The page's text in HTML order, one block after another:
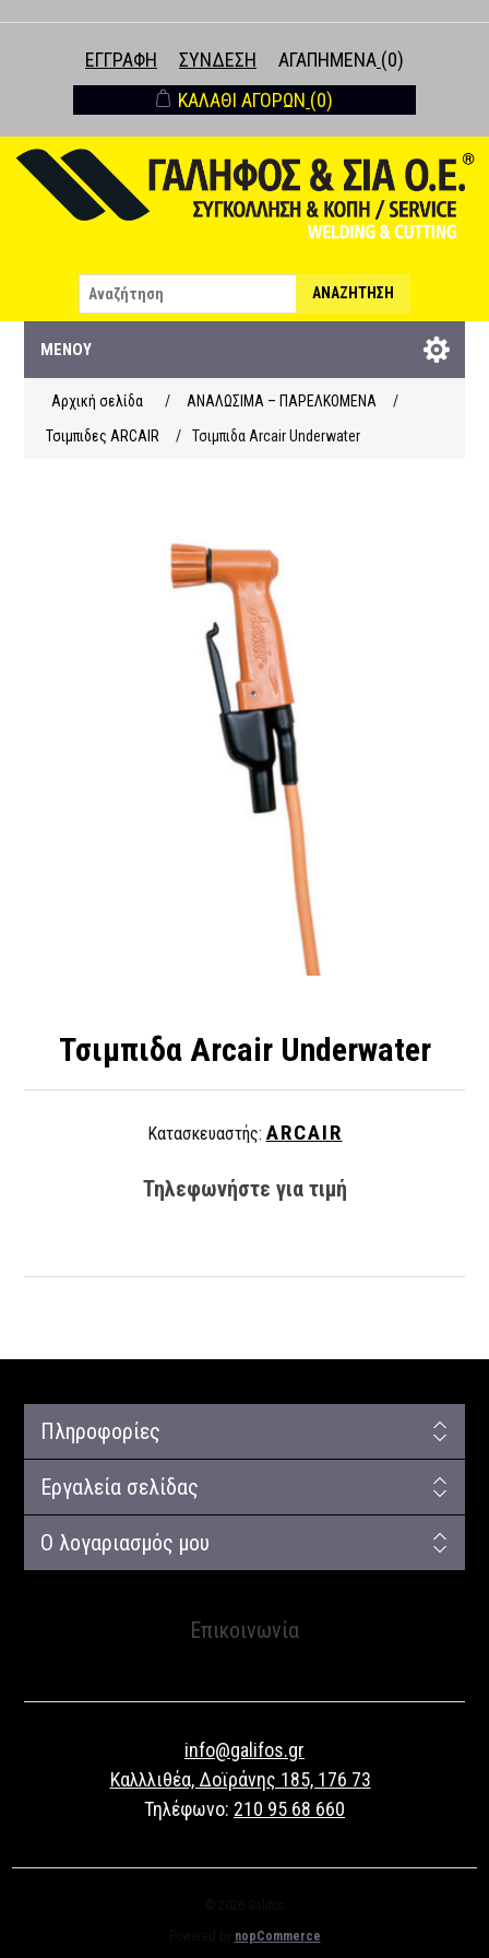
ΕΓΓΡΑΦΉ ΣΎΝΔΕΣΗ ΑΓΑΠΗΜΈΝΑ (0)
ΚΑΛΆΘΙ ΑΓΟΡΏΝ (0)
ΑΝΑΖΉΤΗΣΗ
ΜΕΝΟΎ
Αρχική σελίδα / ΑΝΑΛΩΣΙΜΑ – ΠΑΡΕΛΚΟΜΕΝΑ
/
Τσιμπιδες ARCAIR
/ Τσιμπιδα Arcair Underwater
Τσιμπιδα Arcair Underwater
Κατασκευαστής: ARCAIR
Τηλεφωνήστε για τιμή
Πληροφορίες
Εργαλεία σελίδας
Ο λογαριασμός μου
Επικοινωνία
info@galifos.gr
Καλλλιθέα, Δοϊράνης 185, 176 73
Τηλέφωνο: 210 95 68 660
nopCommerce